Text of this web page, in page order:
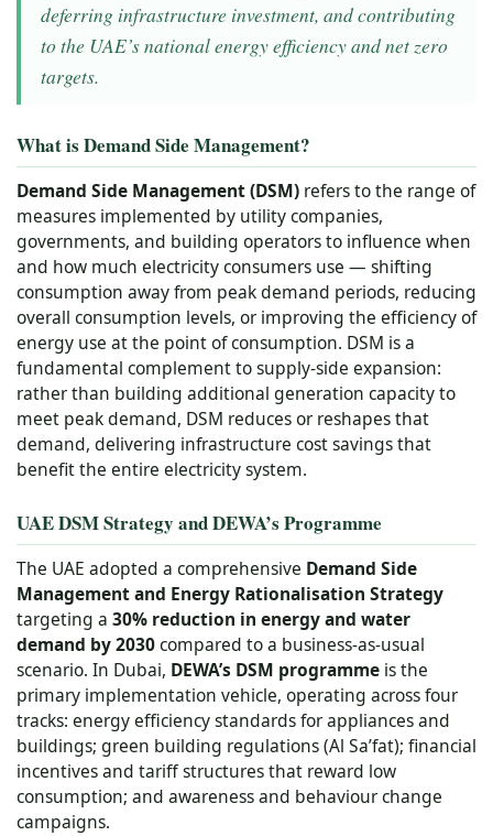
deferring infrastructure investment, and contributing
to the UAE’s national energy efficiency and net zero
targets.
What is Demand Side Management?
Demand Side Management (DSM) refers to the range of
measures implemented by utility companies,
governments, and building operators to influence when
and how much electricity consumers use — shifting
consumption away from peak demand periods, reducing
overall consumption levels, or improving the efficiency of
energy use at the point of consumption. DSM is a
fundamental complement to supply-side expansion:
rather than building additional generation capacity to
meet peak demand, DSM reduces or reshapes that
demand, delivering infrastructure cost savings that
benefit the entire electricity system.
UAE DSM Strategy and DEWA’s Programme
The UAE adopted a comprehensive Demand Side
Management and Energy Rationalisation Strategy
targeting a 30% reduction in energy and water
demand by 2030compared to a business-as-usual
scenario. In Dubai, DEWA’s DSM programme is the
primary implementation vehicle, operating across four
tracks: energy efficiency standards for appliances and
buildings; green building regulations (Al Sa’fat); financial
incentives and tariff structures that reward low
consumption; and awareness and behaviour change
campaigns.